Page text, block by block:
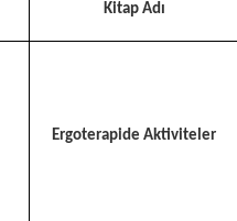
Kitap Adı
Ergoterapide Aktiviteler